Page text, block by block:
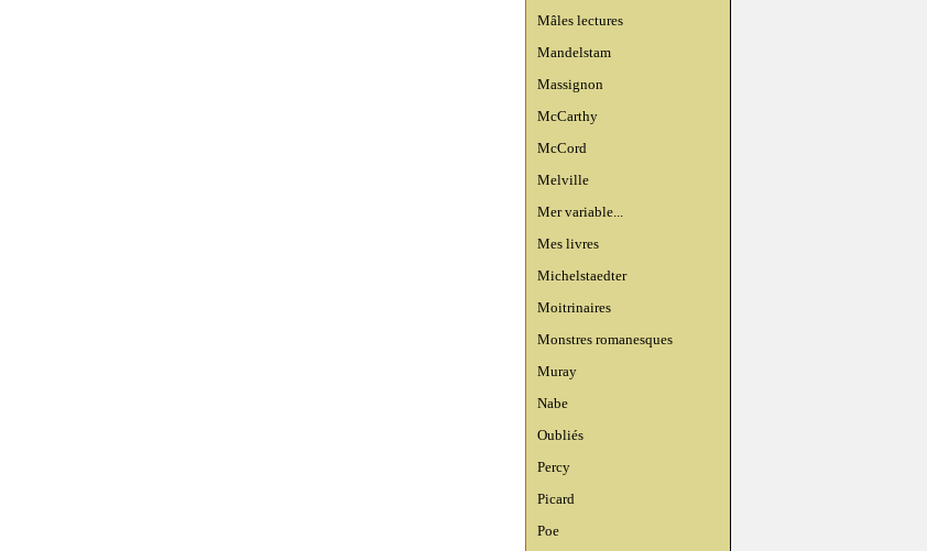
Mâles lectures
Mandelstam
Massignon
McCarthy
McCord
Melville
Mer variable...
Mes livres
Michelstaedter
Moitrinaires
Monstres romanesques
Muray
Nabe
Oubliés
Percy
Picard
Poe